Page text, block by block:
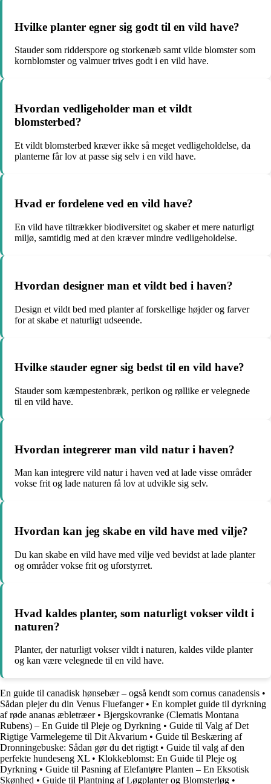
Hvilke planter egner sig godt til en vild have?
Stauder som ridderspore og storkenæb samt vilde blomster som
kornblomster og valmuer trives godt i en vild have.
Hvordan vedligeholder man et vildt
blomsterbed?
Et vildt blomsterbed kræver ikke så meget vedligeholdelse, da
planterne får lov at passe sig selv i en vild have.
Hvad er fordelene ved en vild have?
En vild have tiltrækker biodiversitet og skaber et mere naturligt
miljø, samtidig med at den kræver mindre vedligeholdelse.
Hvordan designer man et vildt bed i haven?
Design et vildt bed med planter af forskellige højder og farver
for at skabe et naturligt udseende.
Hvilke stauder egner sig bedst til en vild have?
Stauder som kæmpestenbræk, perikon og røllike er velegnede
til en vild have.
Hvordan integrerer man vild natur i haven?
Man kan integrere vild natur i haven ved at lade visse områder
vokse frit og lade naturen få lov at udvikle sig selv.
Hvordan kan jeg skabe en vild have med vilje?
Du kan skabe en vild have med vilje ved bevidst at lade planter
og områder vokse frit og uforstyrret.
Hvad kaldes planter, som naturligt vokser vildt i
naturen?
Planter, der naturligt vokser vildt i naturen, kaldes vilde planter
og kan være velegnede til en vild have.
En guide til canadisk hønsebær – også kendt som cornus canadensis •
Sådan plejer du din Venus Fluefanger• En komplet guide til dyrkning
af røde ananas æbletræer• Bjergskovranke (Clematis Montana
Rubens) – En Guide til Pleje og Dyrkning • Guide til Valg af Det
Rigtige Varmelegeme til Dit Akvarium • Guide til Beskæring af
Dronningebuske: Sådan gør du det rigtigt • Guide til valg af den
perfekte hundeseng XL • Klokkeblomst: En Guide til Pleje og
Dyrkning • Guide til Pasning af Elefantøre Planten – En Eksotisk
Skønhed • Guide til Plantning af Løgplanter og Blomsterløg •